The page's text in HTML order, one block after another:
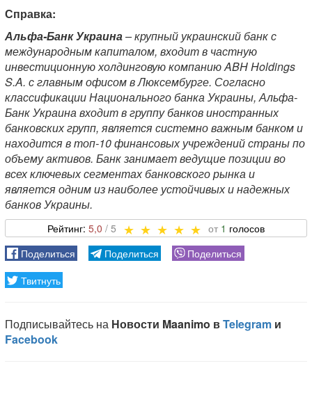
Справка:
Альфа-Банк Украина– крупный украинский банк с
международным капиталом, входит в частную
инвестиционную холдинговую компанию ABH Holdings
S.A. с главным офисом в Люксембурге. Согласно
классификации Национального банка Украины, Альфа-
Банк Украина входит в группу банков иностранных
банковских групп, является системно важным банком и
находится в топ-10 финансовых учреждений страны по
объему активов. Банк занимает ведущие позиции во
всех ключевых сегментах банковского рынка и
является одним из наиболее устойчивых и надежных
банков Украины.
5,0 1